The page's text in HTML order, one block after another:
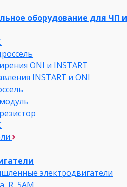
оборудование для ЧП и
ONI и INSTART
INSTART и ONI
электродвигатели
R, 5AM